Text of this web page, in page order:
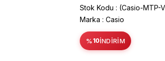
Stok Kodu
(Casio-MTP-
Marka : Casio
% 10İNDIRIM